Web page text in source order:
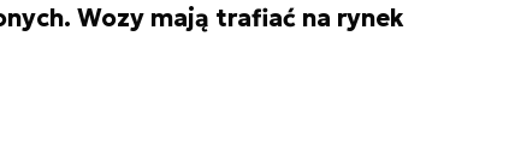
Wozy mają trafiać na rynek